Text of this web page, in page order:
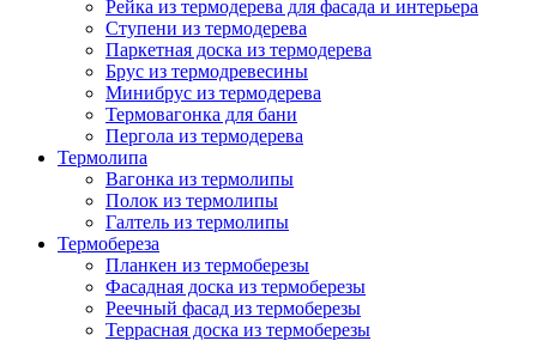
Рейка из термодерева для фасада и интерьера
Ступени из термодерева
Паркетная доска из термодерева
Брус из термодревесины
Минибрус из термодерева
Термовагонка для бани
Пергола из термодерева
Термолипа
Вагонка из термолипы
Полок из термолипы
Галтель из термолипы
Термобереза
Планкен из термоберезы
Фасадная доска из термоберезы
Реечный фасад из термоберезы
Террасная доска из термоберезы